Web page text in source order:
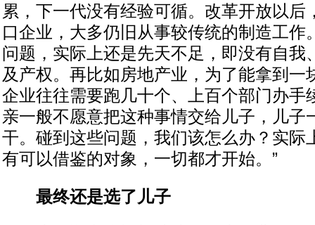
累，下一代没有经验可循。改革开放以后
口企业，大多仍旧从事较传统的制造工作
问题，实际上还是先天不足，即没有自我
及产权。再比如房地产业，为了能拿到一
企业往往需要跑几十个、上百个部门办手
亲一般不愿意把这种事情交给儿子，儿子
干。碰到这些问题，我们该怎么办？实际
有可以借鉴的对象，一切都才开始。”
最终还是选了儿子